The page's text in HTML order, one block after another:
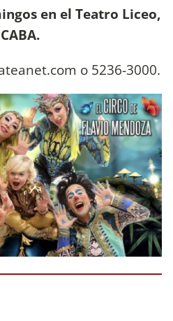
en el Teatro Liceo,
o 5236-3000.